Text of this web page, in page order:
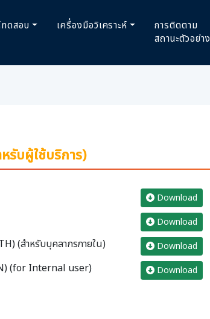
ทดสอบ เครื่องมือวิเคราะห์
การติดตาม
สถานะตัวอย่าง
รับผู้ใช้บริการ)
Download
Download
(สำหรับบุคลากรภายใน) Download
(for Internal user) Download